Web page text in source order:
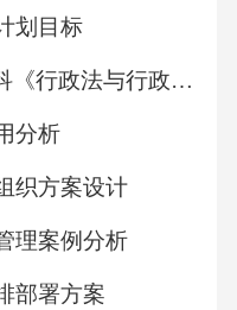
造一个安全、温
进行编制：一、
问题的背景和重
目的和必要性。
：确保幼儿园安
和谐、健康的成
防为主，综合治
划目标
国家开放大学行管本科《行政法与行政诉讼法》期末纸质考试多项选择题库2026珍藏版
分析
织方案设计
理案例分析
部署方案